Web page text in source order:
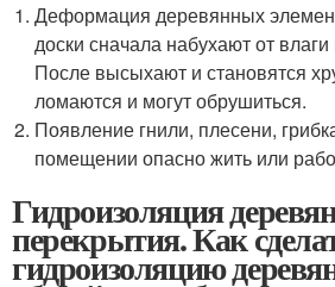
Деформация деревянных
доски сначала набухают от
После высыхают и становятся
ломаются и могут обрушиться.
Появление гнили, плесени,
помещении опасно жить или
Гидроизоляция
перекрытия. Как
гидроизоляцию